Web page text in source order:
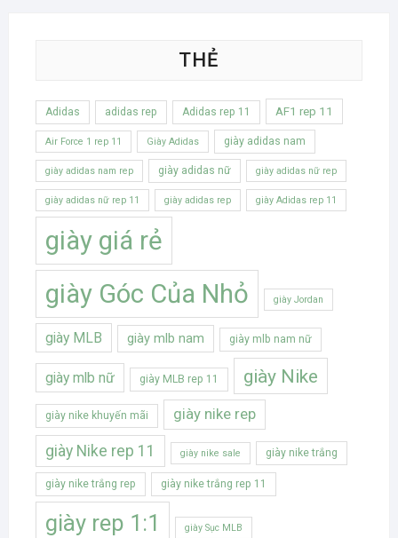
THẺ
Adidas adidas rep Adidas rep 11 AF1 rep 11
Air Force 1 rep 11 Giày Adidas giày adidas nam
giày adidas nam rep giày adidas nữ giày adidas nữ rep
giày adidas nữ rep 11 giày adidas rep giày Adidas rep 11
giày giá rẻ
giày Góc Của Nhỏ
giày Jordan
giày MLB giày mlb nam giày mlb nam nữ
giày mlb nữ giày MLB rep 11 giày Nike
giày nike khuyến mãi giày nike rep
giày Nike rep 11 giày nike sale giày nike trắng
giày nike trắng rep giày nike trắng rep 11
giày rep 1:1 giày Sục MLB